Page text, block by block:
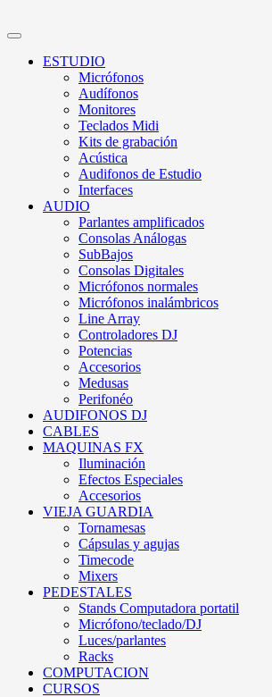
ESTUDIO
Micrófonos
Audífonos
Monitores
Teclados Midi
Kits de grabación
Acústica
Audifonos de Estudio
Interfaces
AUDIO
Parlantes amplificados
Consolas Análogas
SubBajos
Consolas Digitales
Micrófonos normales
Micrófonos inalámbricos
Line Array
Controladores DJ
Potencias
Accesorios
Medusas
Perifonéo
AUDIFONOS DJ
CABLES
MAQUINAS FX
Iluminación
Efectos Especiales
Accesorios
VIEJA GUARDIA
Tornamesas
Cápsulas y agujas
Timecode
Mixers
PEDESTALES
Stands Computadora portatil
Micrófono/teclado/DJ
Luces/parlantes
Racks
COMPUTACION
CURSOS